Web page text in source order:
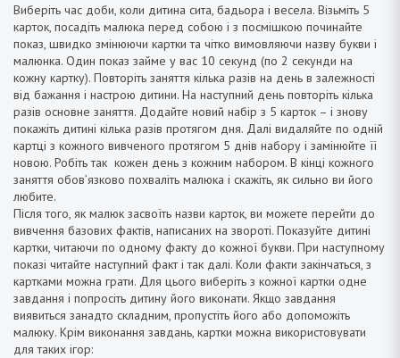
Виберіть час доби, коли дитина сита, бадьора і весела. Візьміть 5
карток, посадіть малюка перед собою і з посмішкою починайте
показ, швидко змінюючи картки та чітко вимовляючи назву букви і
малюнка. Один показ займе у вас 10 секунд (по 2 секунди на
кожну картку). Повторіть заняття кілька разів на день в залежності
від бажання і настрою дитини. На наступний день повторіть кілька
разів основне заняття. Додайте новий набір з 5 карток – і знову
покажіть дитині кілька разів протягом дня. Далі видаляйте по одній
картці з кожного вивченого протягом 5 днів набору і замінюйте її
новою. Робіть так кожен день з кожним набором. В кінці кожного
заняття обов’язково похваліть малюка і скажіть, як сильно ви його
любите.
Після того, як малюк засвоїть назви карток, ви можете перейти до
вивчення базових фактів, написаних на звороті. Показуйте дитині
картки, читаючи по одному факту до кожної букви. При наступному
показі читайте наступний факт і так далі. Коли факти закінчаться, з
картками можна грати. Для цього виберіть з кожної картки одне
завдання і попросіть дитину його виконати. Якщо завдання
виявиться занадто складним, пропустіть його або допоможіть
малюку. Крім виконання завдань, картки можна використовувати
для таких ігор: